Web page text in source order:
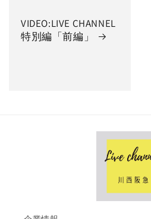
VIDEO:LIVE CHANNEL
特別編「前編」